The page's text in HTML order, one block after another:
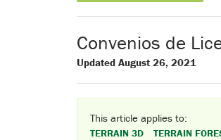
Convenios de
Updated August 26, 2021
This article applies to:
TERRAIN 3D TERRAIN